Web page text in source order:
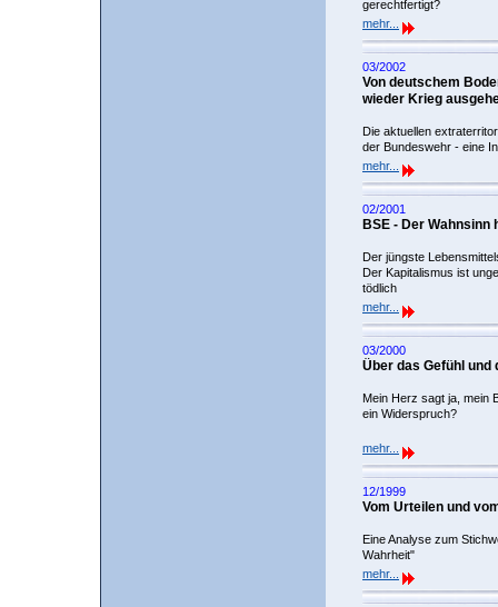
gerechtfertigt?
mehr...
03/2002
Von deutschem
wieder Krieg
Die aktuellen
der Bundeswehr - eine
mehr...
02/2001
BSE - Der Wahnsinn
Der jüngste
Der Kapitalismus ist
tödlich
mehr...
03/2000
Über das Gefühl und
Mein Herz sagt ja, mein
ein Widerspruch?
mehr...
12/1999
Vom Urteilen und
Eine Analyse zum
Wahrheit"
mehr...